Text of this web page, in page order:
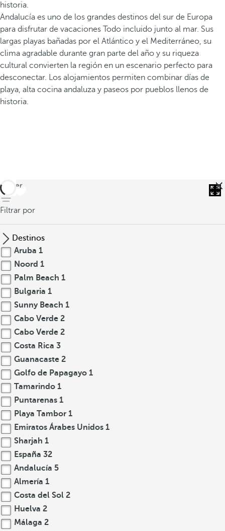
historia.
Andalucía es uno de los grandes destinos del sur de Europa
para disfrutar de vacaciones Todo incluido junto al mar. Sus
largas playas bañadas por el Atlántico y el Mediterráneo, su
clima agradable durante gran parte del año y su riqueza
cultural convierten la región en un escenario perfecto para
desconectar. Los alojamientos permiten combinar días de
playa, alta cocina andaluza y paseos por pueblos llenos de
historia.
volver
Filtrar por
Destinos
Aruba 1
Noord 1
Palm Beach 1
Bulgaria 1
Sunny Beach 1
Cabo Verde 2
Cabo Verde 2
Costa Rica 3
Guanacaste 2
Golfo de Papagayo 1
Tamarindo 1
Puntarenas 1
Playa Tambor 1
Emiratos Árabes Unidos 1
Sharjah 1
España 32
Andalucía 5
Almería 1
Costa del Sol 2
Huelva 2
Málaga 2